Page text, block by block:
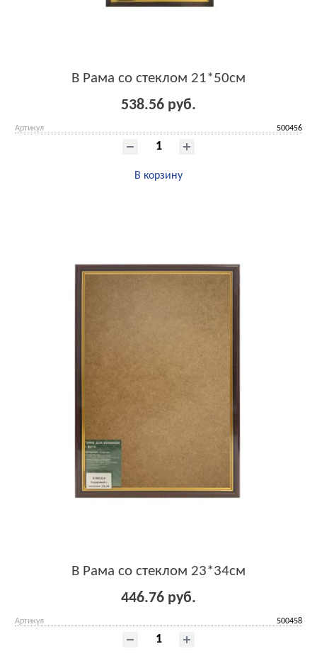
B Рама со стеклом 21*50см
538.56 руб.
Артикул 500456
В корзину
B Рама со стеклом 23*34см
446.76 руб.
Артикул 500458